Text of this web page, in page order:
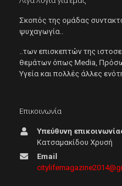
Σκοπός της ομάδας
ψυχαγωγία..
..των επισκεπτών της
θεμάτων όπως Μedia,
Υγεία και πολλές άλλες
Επικοινωνία
Υπεύθυνη
Κατσαμακίδου Χρυσή
Email